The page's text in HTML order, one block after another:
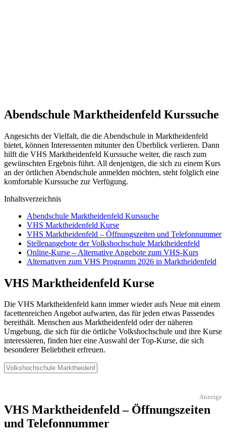
Abendschule Marktheidenfeld Kurssuche
Angesichts der Vielfalt, die die Abendschule in Marktheidenfeld
bietet, können Interessenten mitunter den Überblick verlieren. Dann
hilft die VHS Marktheidenfeld Kurssuche weiter, die rasch zum
gewünschten Ergebnis führt. All denjenigen, die sich zu einem Kurs
an der örtlichen Abendschule anmelden möchten, steht folglich eine
komfortable Kurssuche zur Verfügung.
Inhaltsverzeichnis
Abendschule Marktheidenfeld Kurssuche
VHS Marktheidenfeld Kurse
VHS Marktheidenfeld – Öffnungszeiten und Telefonnummer
Stellenangebote der Volkshochschule Marktheidenfeld
Online-Kurse – Alternative Angebote zum VHS-Kurs
Alternativen zum VHS Programm 2026 in Marktheidenfeld
VHS Marktheidenfeld Kurse
Die VHS Marktheidenfeld kann immer wieder aufs Neue mit einem
facettenreichen Angebot aufwarten, das für jeden etwas Passendes
bereithält. Menschen aus Marktheidenfeld oder der näheren
Umgebung, die sich für die örtliche Volkshochschule und ihre Kurse
interessieren, finden hier eine Auswahl der Top-Kurse, die sich
besonderer Beliebtheit erfreuen.
Anzeige
VHS Marktheidenfeld – Öffnungszeiten
und Telefonnummer